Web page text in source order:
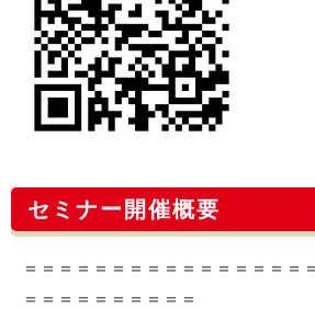
セミナー開催概要
＝＝＝＝＝＝＝＝＝＝＝＝＝＝＝＝
＝＝＝＝＝＝＝＝＝＝